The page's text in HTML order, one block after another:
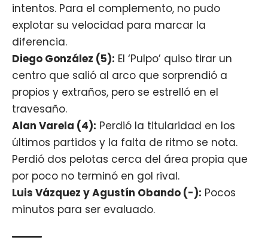
intentos. Para el complemento, no pudo
explotar su velocidad para marcar la
diferencia.
Diego González (5): El ‘Pulpo’ quiso tirar un
centro que salió al arco que sorprendió a
propios y extraños, pero se estrelló en el
travesaño.
Alan Varela (4): Perdió la titularidad en los
últimos partidos y la falta de ritmo se nota.
Perdió dos pelotas cerca del área propia que
por poco no terminó en gol rival.
Luis Vázquez y Agustín Obando (-): Pocos
minutos para ser evaluado.